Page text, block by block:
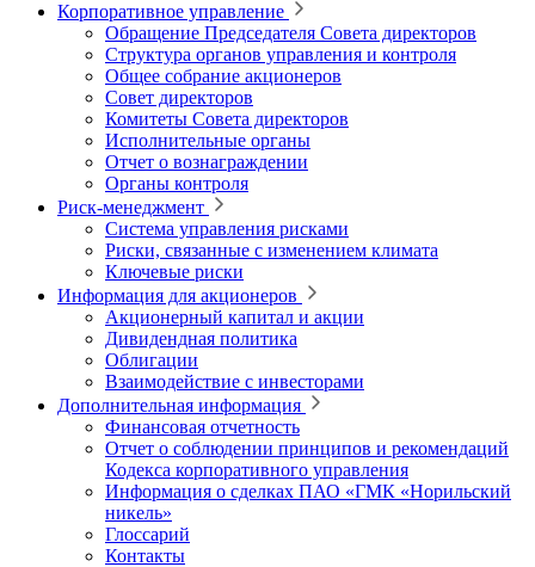
Корпоративное управление
Обращение Председателя Совета директоров
Структура органов управления и контроля
Общее собрание акционеров
Совет директоров
Комитеты Совета директоров
Исполнительные органы
Отчет о вознаграждении
Органы контроля
Риск-менеджмент
Система управления рисками
Риски, связанные с изменением климата
Ключевые риски
Информация для акционеров
Акционерный капитал и акции
Дивидендная политика
Облигации
Взаимодействие с инвесторами
Дополнительная информация
Финансовая отчетность
Отчет о соблюдении принципов и рекомендаций
Кодекса корпоративного управления
Информация о сделках ПАО «ГМК «Норильский
никель»
Глоссарий
Контакты